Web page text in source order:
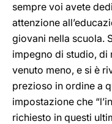
sempre voi avete
attenzione
giovani nella scuola.
impegno di studio, di
venuto meno, e si è
prezioso in ordine a
impostazione che
richiesto in questi